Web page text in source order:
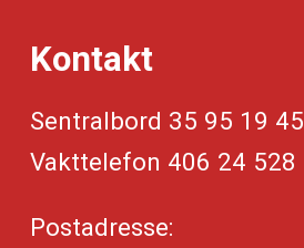
Kontakt
Sentralbord 35 95 19 45
Vakttelefon 406 24 528
Postadresse: